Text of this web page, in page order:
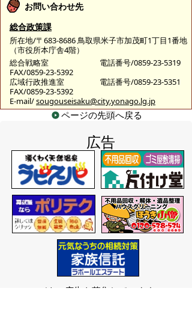
お問い合わせ先
総合政策課
所在地/〒683-8686 鳥取県米子市加茂町1丁目1番地
（市役所本庁舎4階）
総合戦略室
電話番号/0859-23-5319
FAX/0859-23-5392
広域行政推進室
電話番号/0859-23-5351
FAX/0859-23-5392
E-mail/sougouseisaku@city.yonago.lg.jp
ページの先頭へ戻る
広告
バナー広告を募集しています